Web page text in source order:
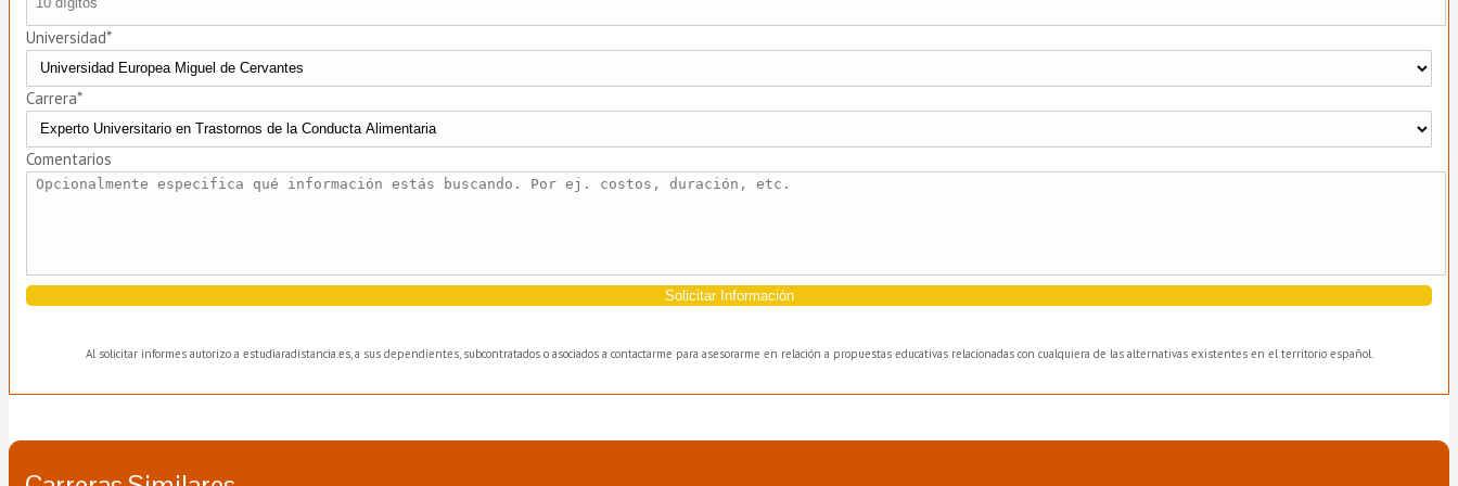
Universidad*
Carrera*
Comentarios
Solicitar Información
Al solicitar informes autorizo a estudiaradistancia.es, a sus dependientes, subcontratados o asociados a contactarme para asesorarme en relación a propuestas educativas relacionadas con cualquiera de las alternativas existentes en el territorio español.